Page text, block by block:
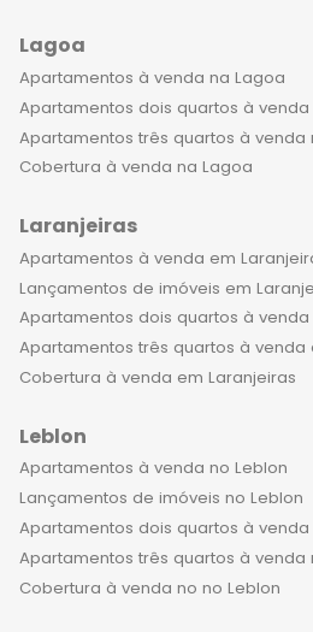
cidade, com opções de lazer,
compras, gastronomia e
tornando-o um local vibrante
de vida. Ao viver em uma
de 1 quarto à venda no Leblon,
cartões postais do Rio de
Leblon Beach. Esta é uma das
mais badaladas e exclusivas da
cidade, com uma paisagem
fôlego e opções de lazer para
família. Além disso, o Leblon é
arborizadas, lojas de luxo,
arte, museus e teatros,
uma ampla variedade de
culturais. Você pode desfrutar
jantar em um dos
renomados da cidade, ou ir ao
Lagoa
Apartamentos à venda na Lagoa
Apartamentos dois quartos à venda
Apartamentos três quartos à venda
Cobertura à venda na Lagoa
Laranjeiras
Apartamentos à venda em
Lançamentos de imóveis em
Apartamentos dois quartos à
Apartamentos três quartos à venda
Cobertura à venda em Laranjeiras
Leblon
Apartamentos à venda no Leblon
Lançamentos de imóveis no Leblon
Apartamentos dois quartos à venda
Apartamentos três quartos à venda
Cobertura à venda no no Leblon